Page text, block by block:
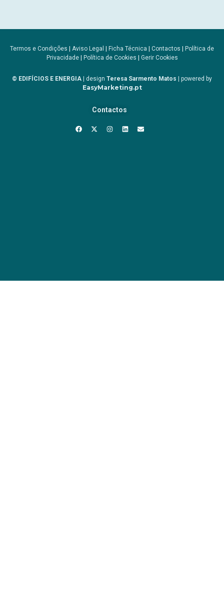
Termos e Condições | Aviso Legal | Ficha Técnica | Contactos | Política de
Privacidade| Política de Cookies | Gerir Cookies
© EDIFÍCIOS E ENERGIA | design Teresa Sarmento Matos | powered by
EasyMarketing.pt
Contactos